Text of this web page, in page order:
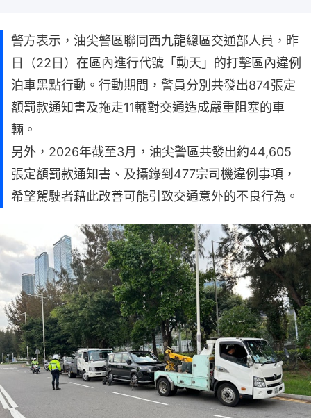
警方表示，油尖警區聯同西九龍總區交通部人員，昨
日（22日）在區內進行代號「動天」的打擊區內違例
泊車黑點行動。行動期間，警員分別共發出874張定
額罰款通知書及拖走11輛對交通造成嚴重阻塞的車
輛。
另外，2026年截至3月，油尖警區共發出約44,605
張定額罰款通知書、及攝錄到477宗司機違例事項，
希望駕駛者藉此改善可能引致交通意外的不良行為。